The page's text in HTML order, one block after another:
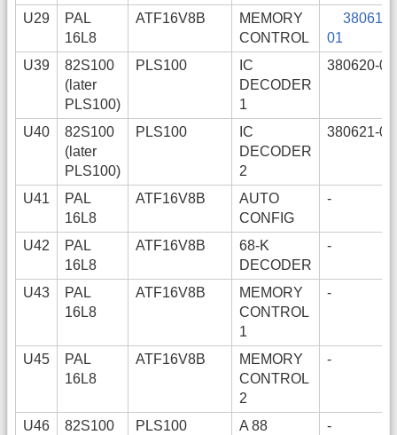
U29
PAL
16L8
ATF16V8B
MEMORY
CONTROL
380618-
01
U39
82S100
(later
PLS100)
PLS100
IC
DECODER
1
380620-01
U40
82S100
(later
PLS100)
PLS100
IC
DECODER
2
380621-01
U41
PAL
16L8
ATF16V8B
AUTO
CONFIG
-
U42
PAL
16L8
ATF16V8B
68-K
DECODER
-
U43
PAL
16L8
ATF16V8B
MEMORY
CONTROL
1
-
U45
PAL
16L8
ATF16V8B
MEMORY
CONTROL
2
-
U46
82S100
PLS100
A 88
-